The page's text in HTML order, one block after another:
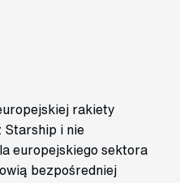
rakiety
Starship i nie
europejskiego sektora
bezpośredniej